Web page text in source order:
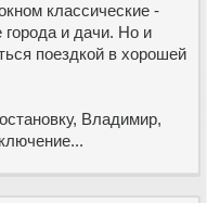
классические -
и дачи. Но и
поездкой в хорошей
Владимир,